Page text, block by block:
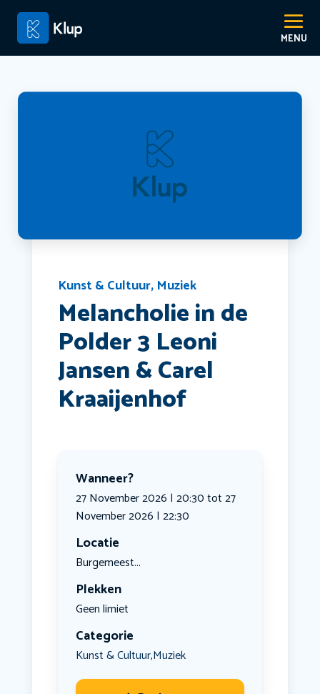
Kunst & Cultuur, Muziek
Melancholie in de
Polder 3 Leoni
Jansen & Carel
Kraaijenhof
Wanneer?
27 November 2026 | 20:30 tot 27
November 2026 | 22:30
Locatie
Burgemeest...
Plekken
Geen limiet
Categorie
Kunst & Cultuur,Muziek